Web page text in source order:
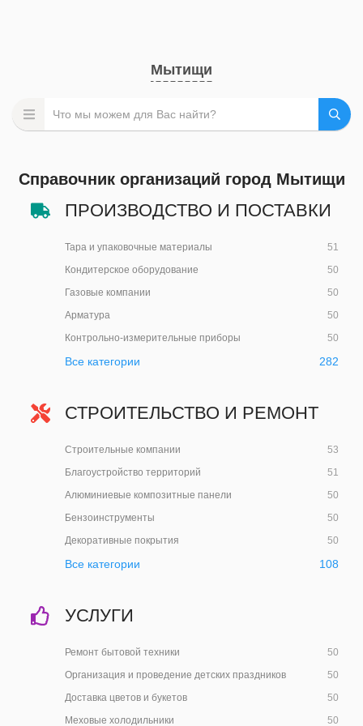
Мытищи
Справочник организаций город Мытищи
ПРОИЗВОДСТВО И ПОСТАВКИ
51
Тара и упаковочные материалы
50
Кондитерское оборудование
50
Газовые компании
50
Арматура
50
Контрольно-измерительные приборы
282
Все категории
СТРОИТЕЛЬСТВО И РЕМОНТ
53
Строительные компании
51
Благоустройство территорий
50
Алюминиевые композитные панели
50
Бензоинструменты
50
Декоративные покрытия
108
Все категории
УСЛУГИ
50
Ремонт бытовой техники
50
Организация и проведение детских праздников
50
Доставка цветов и букетов
50
Меховые холодильники